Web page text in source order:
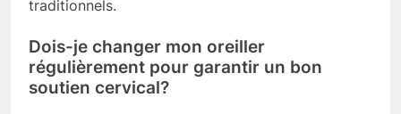
traditionnels.
Dois-je changer mon oreiller
régulièrement pour garantir un bon
soutien cervical?